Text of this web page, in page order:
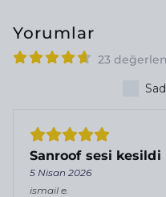
Yorumlar
23
Sanroof sesi kesildi
5 Nisan 2026
ismail e.